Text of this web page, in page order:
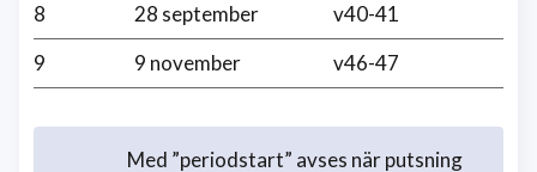
8
28 september
v40-41
9
9 november v46-47
Med ”periodstart” avses när putsning